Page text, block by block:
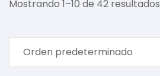
Mostrando 1–10 de 42 resultados